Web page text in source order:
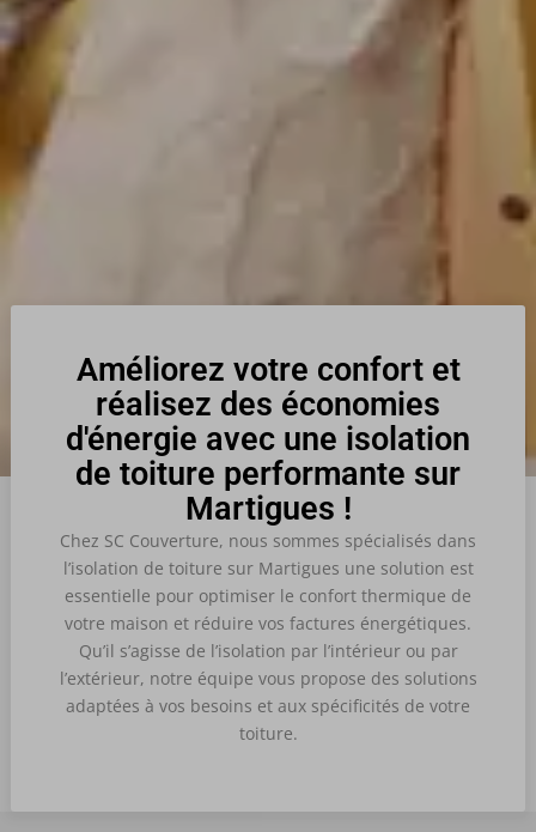
Améliorez votre confort et
réalisez des économies
d'énergie avec une isolation
de toiture performante sur
Martigues !
Chez SC Couverture, nous sommes spécialisés dans
l’isolation de toiture sur Martigues une solution est
essentielle pour optimiser le confort thermique de
votre maison et réduire vos factures énergétiques.
Qu’il s’agisse de l’isolation par l’intérieur ou par
l’extérieur, notre équipe vous propose des solutions
adaptées à vos besoins et aux spécificités de votre
toiture.